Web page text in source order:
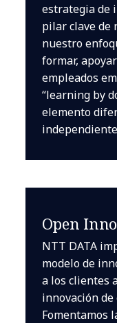
estrategia de
pilar clave de
nuestro
formar,
empleados
“learning by
elemento
Open
NTT DATA
modelo de
a los clientes
innovación
Fomentamos